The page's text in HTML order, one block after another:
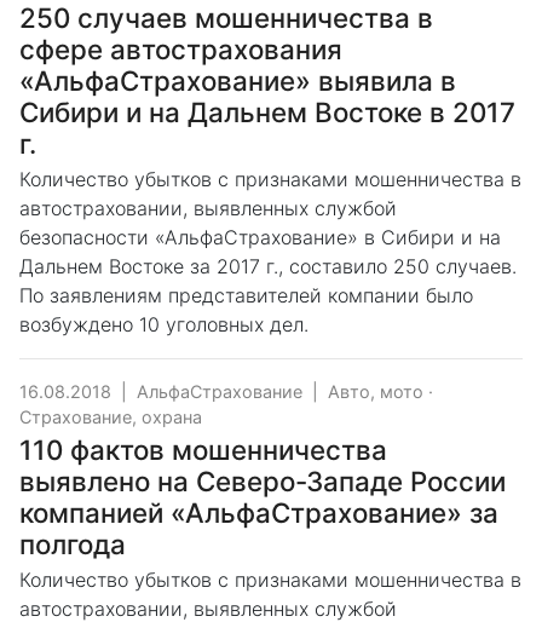
250 случаев мошенничества в
сфере автострахования
«АльфаСтрахование» выявила в
Сибири и на Дальнем Востоке в 2017
г.
Количество убытков с признаками мошенничества в
автостраховании, выявленных службой
безопасности «АльфаСтрахование» в Сибири и на
Дальнем Востоке за 2017 г., составило 250 случаев.
По заявлениям представителей компании было
возбуждено 10 уголовных дел.
16.08.2018 АльфаСтрахование Авто, мото ·
Страхование, охрана
110 фактов мошенничества
выявлено на Северо-Западе России
компанией «АльфаСтрахование» за
полгода
Количество убытков с признаками мошенничества в
автостраховании, выявленных службой